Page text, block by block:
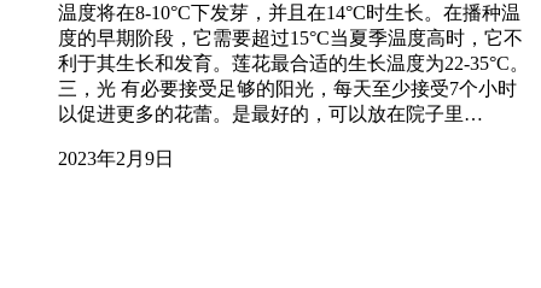
温度将在8-10°C下发芽，并且在14°C时生长。在播种温
度的早期阶段，它需要超过15°C当夏季温度高时，它不
利于其生长和发育。莲花最合适的生长温度为22-35°C。
三，光 有必要接受足够的阳光，每天至少接受7个小时
以促进更多的花蕾。是最好的，可以放在院子里…
2023年2月9日